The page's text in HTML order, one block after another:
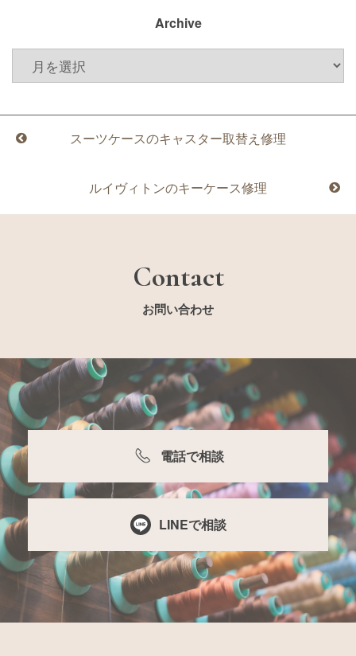
Archive
スーツケースのキャスター取替え修理
ルイヴィトンのキーケース修理
Contact
お問い合わせ
電話で相談
LINEで相談